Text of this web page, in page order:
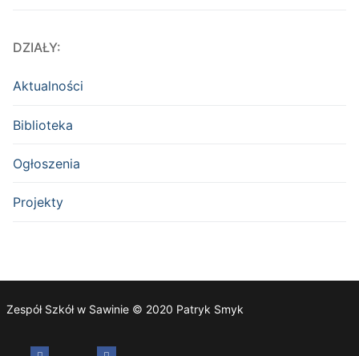
DZIAŁY:
Aktualności
Biblioteka
Ogłoszenia
Projekty
Zespół Szkół w Sawinie © 2020 Patryk Smyk